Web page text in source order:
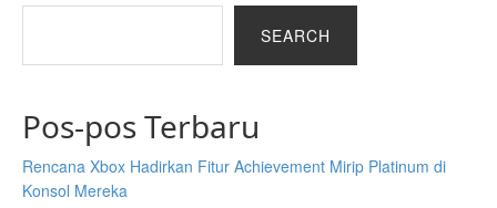
SEARCH
Pos-pos Terbaru
Rencana Xbox Hadirkan Fitur Achievement Mirip Platinum di
Konsol Mereka